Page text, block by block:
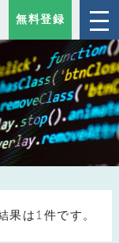
無料登録
果は1件です。